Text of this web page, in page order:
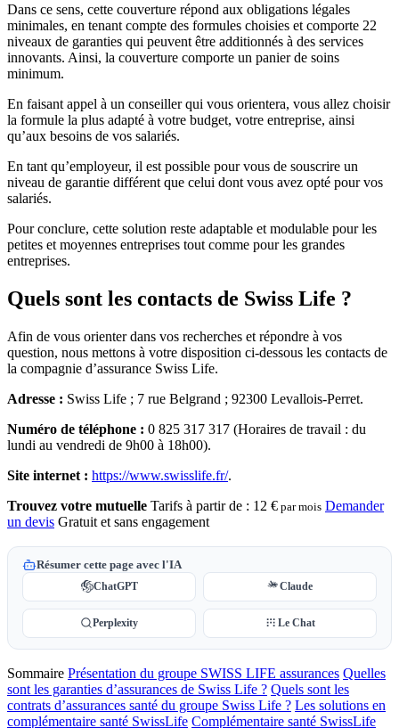
Dans ce sens, cette couverture répond aux obligations légales
minimales, en tenant compte des formules choisies et comporte 22
niveaux de garanties qui peuvent être additionnés à des services
innovants. Ainsi, la couverture comporte un panier de soins
minimum.
En faisant appel à un conseiller qui vous orientera, vous allez choisir
la formule la plus adapté à votre budget, votre entreprise, ainsi
qu’aux besoins de vos salariés.
En tant qu’employeur, il est possible pour vous de souscrire un
niveau de garantie différent que celui dont vous avez opté pour vos
salariés.
Pour conclure, cette solution reste adaptable et modulable pour les
petites et moyennes entreprises tout comme pour les grandes
entreprises.
Quels sont les contacts de Swiss Life ?
Afin de vous orienter dans vos recherches et répondre à vos
question, nous mettons à votre disposition ci-dessous les contacts de
la compagnie d’assurance Swiss Life.
Adresse : Swiss Life ; 7 rue Belgrand ; 92300 Levallois-Perret.
Numéro de téléphone : 0 825 317 317 (Horaires de travail : du
lundi au vendredi de 9h00 à 18h00).
Site internet : https://www.swisslife.fr/.
Trouvez votre mutuelle Tarifs à partir de : 12 € par mois Demander
un devis Gratuit et sans engagement
Résumer cette page avec l'IA
ChatGPT Claude
Perplexity Le Chat
Sommaire Présentation du groupe SWISS LIFE assurances Quelles
sont les garanties d’assurances de Swiss Life ? Quels sont les
contrats d’assurances santé du groupe Swiss Life ? Les solutions en
complémentaire santé SwissLife Complémentaire santé SwissLife